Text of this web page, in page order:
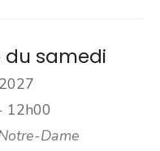
du samedi
12h00
Dame